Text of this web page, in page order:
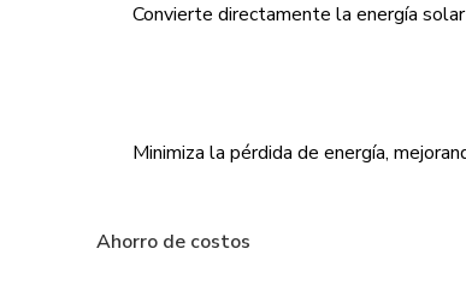
Convierte directamente la energía
Minimiza la pérdida de energía,
Ahorro de costos